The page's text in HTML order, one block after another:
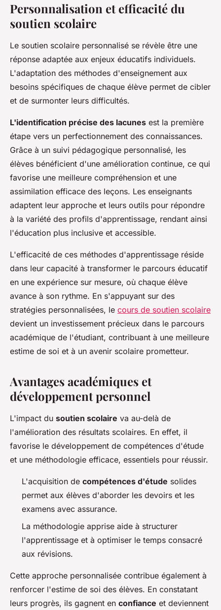
Personnalisation et efficacité du
soutien scolaire
Le soutien scolaire personnalisé se révèle être une
réponse adaptée aux enjeux éducatifs individuels.
L'adaptation des méthodes d'enseignement aux
besoins spécifiques de chaque élève permet de cibler
et de surmonter leurs difficultés.
L'identification précise des lacunes est la première
étape vers un perfectionnement des connaissances.
Grâce à un suivi pédagogique personnalisé, les
élèves bénéficient d'une amélioration continue, ce qui
favorise une meilleure compréhension et une
assimilation efficace des leçons. Les enseignants
adaptent leur approche et leurs outils pour répondre
à la variété des profils d'apprentissage, rendant ainsi
l'éducation plus inclusive et accessible.
L'efficacité de ces méthodes d'apprentissage réside
dans leur capacité à transformer le parcours éducatif
en une expérience sur mesure, où chaque élève
avance à son rythme. En s'appuyant sur des
stratégies personnalisées, le cours de soutien scolaire
devient un investissement précieux dans le parcours
académique de l'étudiant, contribuant à une meilleure
estime de soi et à un avenir scolaire prometteur.
Avantages académiques et
développement personnel
L'impact du soutien scolaire va au-delà de
l'amélioration des résultats scolaires. En effet, il
favorise le développement de compétences d'étude
et une méthodologie efficace, essentiels pour réussir.
L'acquisition de compétences d'étude solides
permet aux élèves d'aborder les devoirs et les
examens avec assurance.
La méthodologie apprise aide à structurer
l'apprentissage et à optimiser le temps consacré
aux révisions.
Cette approche personnalisée contribue également à
renforcer l'estime de soi des élèves. En constatant
leurs progrès, ils gagnent en confiance et deviennent